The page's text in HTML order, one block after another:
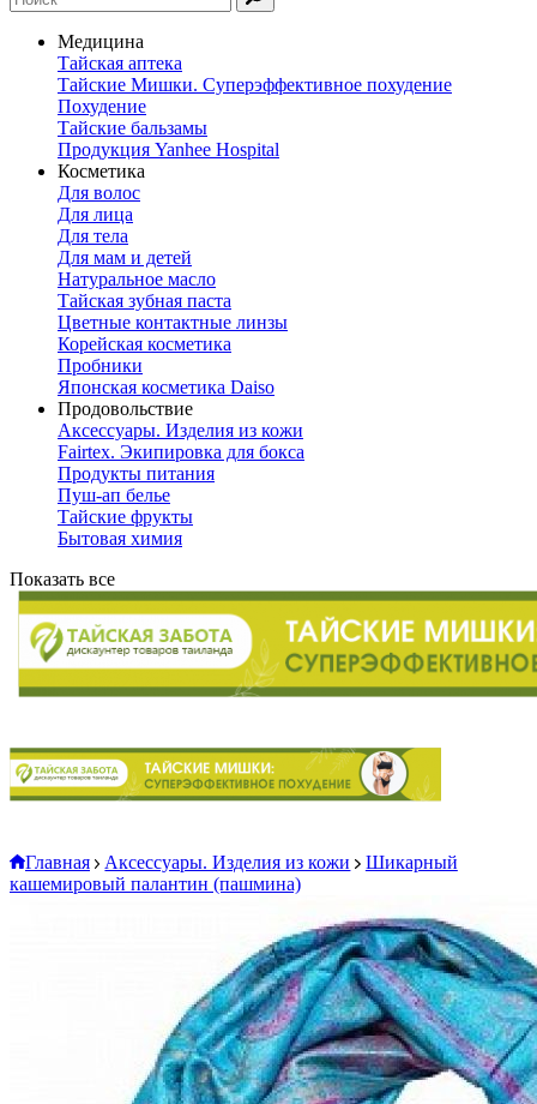
Медицина
Тайская аптека
Тайские Мишки. Суперэффективное похудение
Похудение
Тайские бальзамы
Продукция Yanhee Hospital
Косметика
Для волос
Для лица
Для тела
Для мам и детей
Натуральное масло
Тайская зубная паста
Цветные контактные линзы
Корейская косметика
Пробники
Японская косметика Daiso
Продовольствие
Аксессуары. Изделия из кожи
Fairtex. Экипировка для бокса
Продукты питания
Пуш-ап белье
Тайские фрукты
Бытовая химия
Показать все
Главная Аксессуары. Изделия из кожи
Шикарный
кашемировый палантин (пашмина)